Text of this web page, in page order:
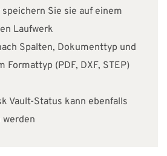
speichern Sie sie auf einem
Laufwerk
Spalten, Dokumenttyp und
Formattyp (PDF, DXF, STEP)
Vault-Status kann ebenfalls
werden